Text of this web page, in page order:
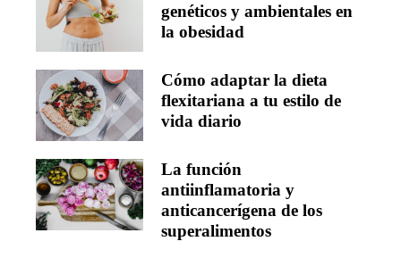
genéticos y ambientales en
la obesidad
Cómo adaptar la dieta
flexitariana a tu estilo de
vida diario
La función
antiinflamatoria y
anticancerígena de los
superalimentos